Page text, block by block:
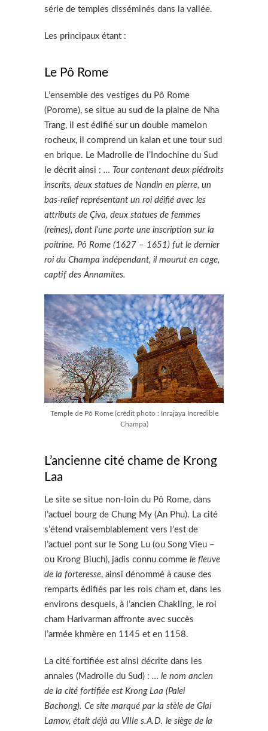
série de temples disséminés dans la vallée.
Les principaux étant :
Le Pô Rome
L’ensemble des vestiges du Pô Rome
(Porome), se situe au sud de la plaine de Nha
Trang, il est édifié sur un double mamelon
rocheux, il comprend un kalan et une tour sud
en brique. Le Madrolle de l’Indochine du Sud
le décrit ainsi : … Tour contenant deux piédroits
inscrits, deux statues de Nandin en pierre, un
bas-relief représentant un roi déifié avec les
attributs de Çiva, deux statues de femmes
(reines), dont l’une porte une inscription sur la
poitrine. Pô Rome (1627 – 1651) fut le dernier
roi du Champa indépendant, il mourut en cage,
captif des Annamites.
Temple de Pô Rome (crédit photo : Inrajaya Incredible
Champa)
L’ancienne cité chame de Krong
Laa
Le site se situe non-loin du Pô Rome, dans
l’actuel bourg de Chung My (An Phu). La cité
s’étend vraisemblablement vers l’est de
l’actuel pont sur le Song Lu (ou Song Vieu –
ou Krong Biuch), jadis connu comme le fleuve
de la forteresse, ainsi dénommé à cause des
remparts édifiés par les rois cham et, dans les
environs desquels, à l’ancien Chakling, le roi
cham Harivarman affronte avec succès
l’armée khmère en 1145 et en 1158.
La cité fortifiée est ainsi décrite dans les
annales (Madrolle du Sud) : … le nom ancien
de la cité fortifiée est Krong Laa (Palei
Bachong). Ce site marqué par la stèle de Glai
Lamov, était déjà au VIIIe s.A.D. le siège de la